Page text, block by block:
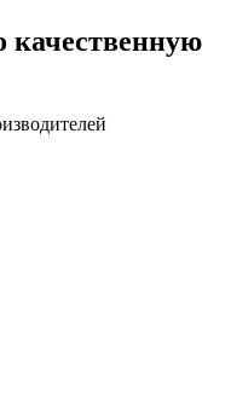
качественную